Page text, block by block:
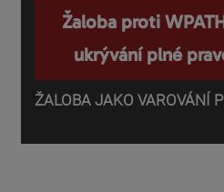
Žaloba proti
ukrývání plné
ŽALOBA JAKO VAROVÁNÍ